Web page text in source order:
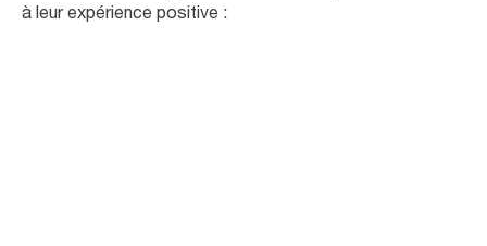
à leur expérience positive :